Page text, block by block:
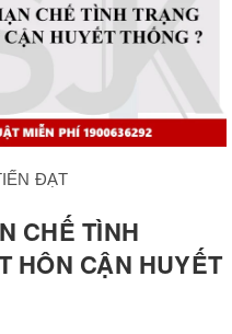
ĐẠT
CHẾ TÌNH
HÔN CẬN HUYẾT